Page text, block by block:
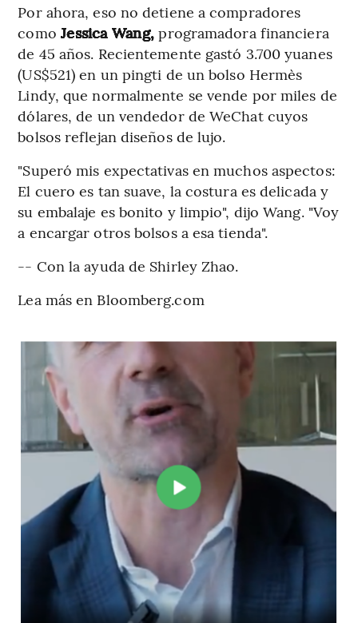
Por ahora, eso no detiene a compradores
como Jessica Wang,programadora financiera
de 45 años. Recientemente gastó 3.700 yuanes
(US$521) en un pingti de un bolso Hermès
Lindy, que normalmente se vende por miles de
dólares, de un vendedor de WeChat cuyos
bolsos reflejan diseños de lujo.
"Superó mis expectativas en muchos aspectos:
El cuero es tan suave, la costura es delicada y
su embalaje es bonito y limpio", dijo Wang. "Voy
a encargar otros bolsos a esa tienda".
-- Con la ayuda de Shirley Zhao.
Lea más en Bloomberg.com